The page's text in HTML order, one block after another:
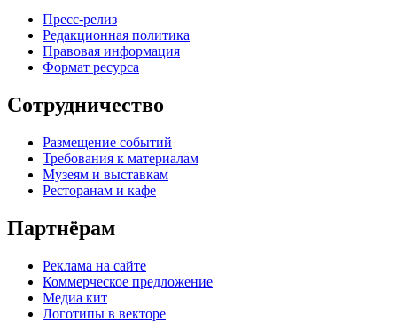
Пресс-релиз
Редакционная политика
Правовая информация
Формат ресурса
Сотрудничество
Размещение событий
Требования к материалам
Музеям и выставкам
Ресторанам и кафе
Партнёрам
Реклама на сайте
Коммерческое предложение
Медиа кит
Логотипы в векторе